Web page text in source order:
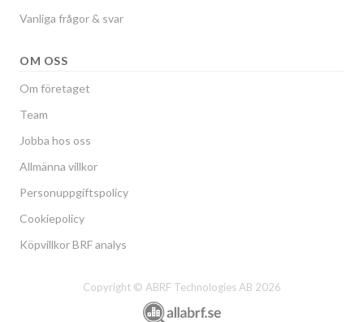
Vanliga frågor & svar
OM OSS
Om företaget
Team
Jobba hos oss
Allmänna villkor
Personuppgiftspolicy
Cookiepolicy
Köpvillkor BRF analys
Copyright © ABRF Technologies AB 2026